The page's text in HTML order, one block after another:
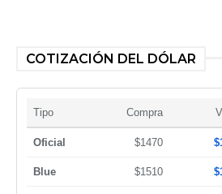
COTIZACIÓN DEL DÓLAR
Tipo Compra
Oficial $1470
Blue $1510